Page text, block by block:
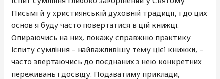
Письмі й у християнській духовній традиції, і до цих
основ я буду часто повертатися в цій книжці.
Опираючись на них, покажу справжню практику
іспиту сумління – найважливішу тему цієї книжки, –
часто звертаючись до поєднаних з нею конкретних
переживань і досвіду. Подаватиму приклади,